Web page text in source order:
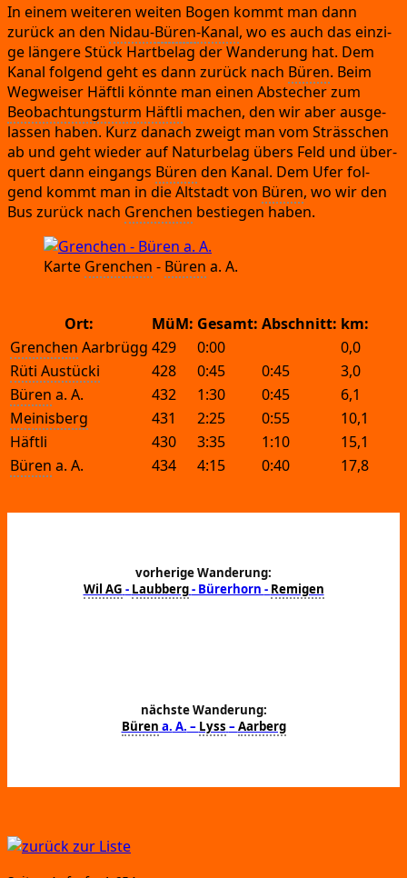
In einem wei­te­ren wei­ten Bogen kommt man dann
zurück an den Nidau-Büren-Kanal, wo es auch das ein­zi­
ge län­ge­re Stück Hart­be­lag der Wan­de­rung hat. Dem
Kanal fol­gend geht es dann zurück nach Büren. Beim
Weg­wei­ser Häft­li könn­te man einen Abste­cher zum
Beob­ach­tungs­turm Häft­li machen, den wir aber aus­ge­
las­sen haben. Kurz danach zweigt man vom Sträs­s­chen
ab und geht wie­der auf Natur­be­lag übers Feld und über­
quert dann ein­gangs Büren den Kanal. Dem Ufer fol­
gend kommt man in die Alt­stadt von Büren, wo wir den
Bus zurück nach Gren­chen bestie­gen haben.
Kar­te Gren­chen - Büren a. A.
Ort: MüM: Gesamt: Abschnitt: km:
Grenchen Aarbrügg 429 0:00
0,0
Rüti Austücki
428 0:45 0:45
3,0
Büren a. A. 432 1:30 0:45
6,1
Meinisberg
431 2:25 0:55
10,1
Häftli
430 3:35 1:10
15,1
Büren a. A. 434 4:15 0:40 17,8
vorherige Wanderung:
Wil AG - Laubberg- Bürerhorn - Remigen
nächste Wanderung:
Büren a. A. – Lyss –Aarberg